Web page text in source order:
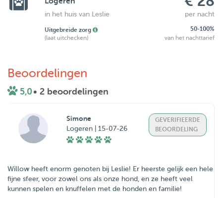
in het huis van Leslie per nacht
Uitgebreide zorg
50-100%
(laat uitchecken)
van het nachttarief
Beoordelingen
5,0• 2 beoordelingen
Simone
Logeren | 15-07-26
GEVERIFIEERDE
BEOORDELING
Willow heeft enorm genoten bij Leslie! Er heerste gelijk een hele
fijne sfeer, voor zowel ons als onze hond, en ze heeft veel
kunnen spelen en knuffelen met de honden en familie!